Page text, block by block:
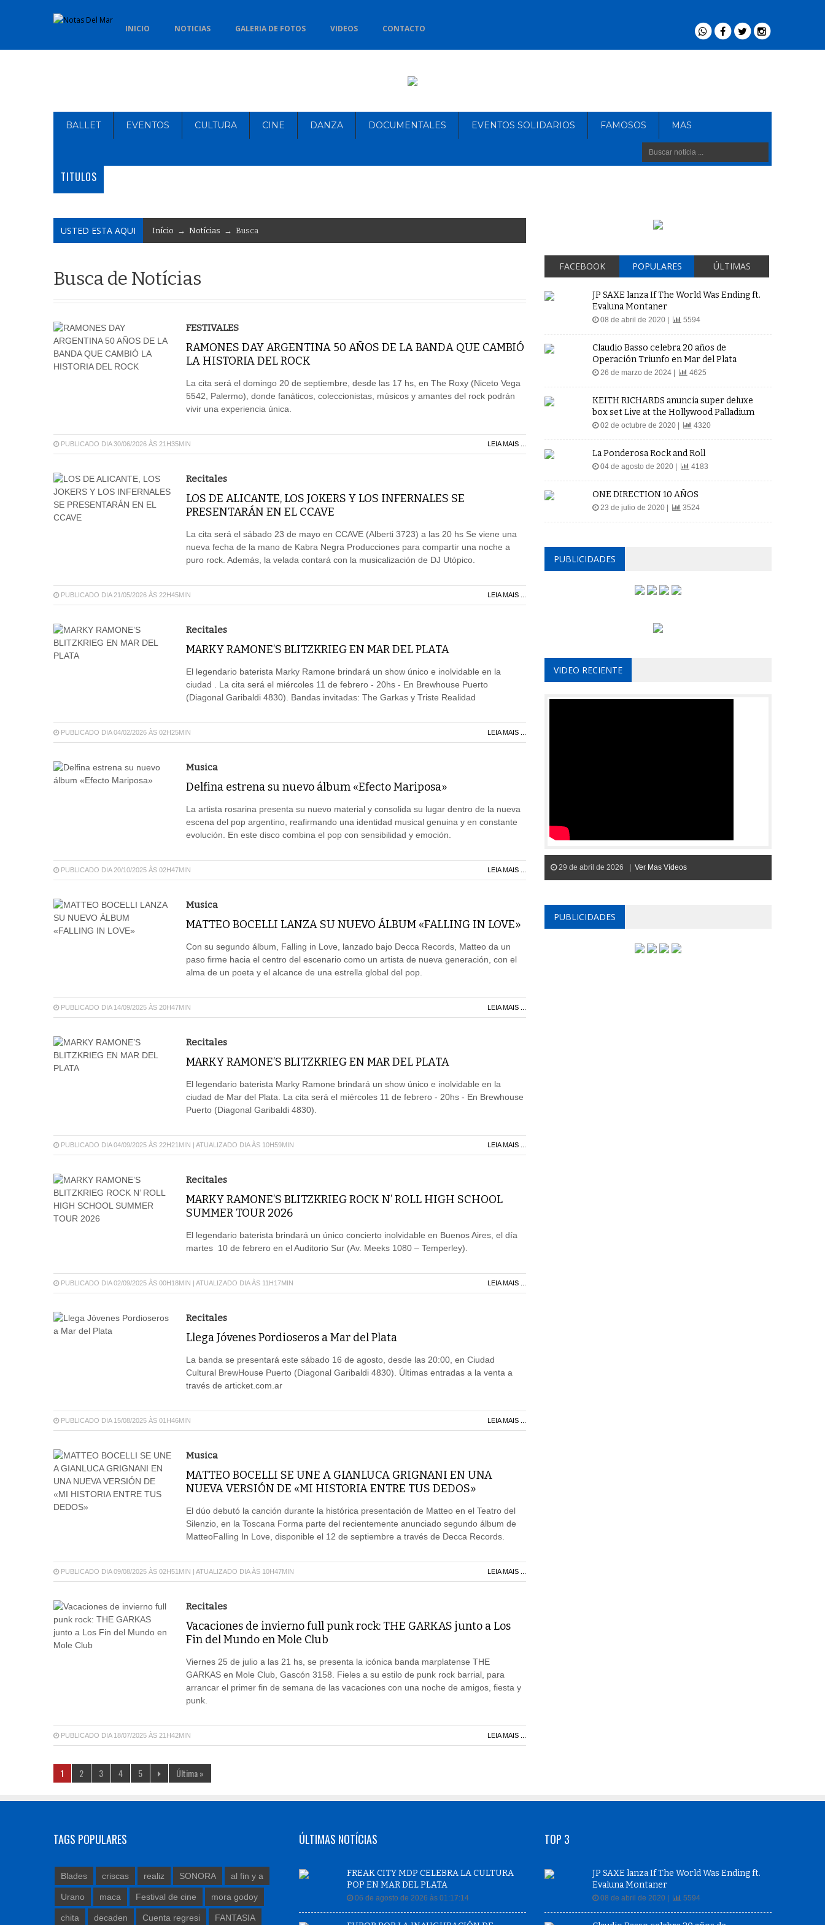
INICIO NOTICIAS GALERIA DE FOTOS VIDEOS CONTACTO
BALLET EVENTOS CULTURA CINE DANZA DOCUMENTALES EVENTOS SOLIDARIOS FAMOSOS MAS
TITULOS
USTED ESTA AQUI Início → Notícias → Busca
Busca de Notícias
FESTIVALES
RAMONES DAY ARGENTINA 50 AÑOS DE LA BANDA QUE CAMBIÓ
LA HISTORIA DEL ROCK
La cita será el domingo 20 de septiembre, desde las 17 hs, en The Roxy (Niceto Vega
5542, Palermo), donde fanáticos, coleccionistas, músicos y amantes del rock podrán
vivir una experiencia única.
PUBLICADO DIA 30/06/2026 ÀS 21H35MIN LEIA MAIS ...
Recitales
LOS DE ALICANTE, LOS JOKERS Y LOS INFERNALES SE
PRESENTARÁN EN EL CCAVE
La cita será el sábado 23 de mayo en CCAVE (Alberti 3723) a las 20 hs Se viene una
nueva fecha de la mano de Kabra Negra Producciones para compartir una noche a
puro rock. Además, la velada contará con la musicalización de DJ Utópico.
PUBLICADO DIA 21/05/2026 ÀS 22H45MIN LEIA MAIS ...
Recitales
MARKY RAMONE’S BLITZKRIEG EN MAR DEL PLATA
El legendario baterista Marky Ramone brindará un show único e inolvidable en la
ciudad . La cita será el miércoles 11 de febrero - 20hs - En Brewhouse Puerto
(Diagonal Garibaldi 4830). Bandas invitadas: The Garkas y Triste Realidad
PUBLICADO DIA 04/02/2026 ÀS 02H25MIN LEIA MAIS ...
Musica
Delfina estrena su nuevo álbum «Efecto Mariposa»
La artista rosarina presenta su nuevo material y consolida su lugar dentro de la nueva
escena del pop argentino, reafirmando una identidad musical genuina y en constante
evolución. En este disco combina el pop con sensibilidad y emoción.
PUBLICADO DIA 20/10/2025 ÀS 02H47MIN LEIA MAIS ...
Musica
MATTEO BOCELLI LANZA SU NUEVO ÁLBUM «FALLING IN LOVE»
Con su segundo álbum, Falling in Love, lanzado bajo Decca Records, Matteo da un
paso firme hacia el centro del escenario como un artista de nueva generación, con el
alma de un poeta y el alcance de una estrella global del pop.
PUBLICADO DIA 14/09/2025 ÀS 20H47MIN LEIA MAIS ...
Recitales
MARKY RAMONE’S BLITZKRIEG EN MAR DEL PLATA
El legendario baterista Marky Ramone brindará un show único e inolvidable en la
ciudad de Mar del Plata. La cita será el miércoles 11 de febrero - 20hs - En Brewhouse
Puerto (Diagonal Garibaldi 4830).
PUBLICADO DIA 04/09/2025 ÀS 22H21MIN | ATUALIZADO DIA ÀS 10H59MIN LEIA MAIS ...
Recitales
MARKY RAMONE’S BLITZKRIEG ROCK N’ ROLL HIGH SCHOOL
SUMMER TOUR 2026
El legendario baterista brindará un único concierto inolvidable en Buenos Aires, el día
martes 10 de febrero en el Auditorio Sur (Av. Meeks 1080 – Temperley).
PUBLICADO DIA 02/09/2025 ÀS 00H18MIN | ATUALIZADO DIA ÀS 11H17MIN LEIA MAIS ...
Recitales
Llega Jóvenes Pordioseros a Mar del Plata
La banda se presentará este sábado 16 de agosto, desde las 20:00, en Ciudad
Cultural BrewHouse Puerto (Diagonal Garibaldi 4830). Últimas entradas a la venta a
través de articket.com.ar
PUBLICADO DIA 15/08/2025 ÀS 01H46MIN LEIA MAIS ...
Musica
MATTEO BOCELLI SE UNE A GIANLUCA GRIGNANI EN UNA
NUEVA VERSIÓN DE «MI HISTORIA ENTRE TUS DEDOS»
El dúo debutó la canción durante la histórica presentación de Matteo en el Teatro del
Silenzio, en la Toscana Forma parte del recientemente anunciado segundo álbum de
MatteoFalling In Love, disponible el 12 de septiembre a través de Decca Records.
PUBLICADO DIA 09/08/2025 ÀS 02H51MIN | ATUALIZADO DIA ÀS 10H47MIN LEIA MAIS ...
Recitales
Vacaciones de invierno full punk rock: THE GARKAS junto a Los
Fin del Mundo en Mole Club
Viernes 25 de julio a las 21 hs, se presenta la icónica banda marplatense THE
GARKAS en Mole Club, Gascón 3158. Fieles a su estilo de punk rock barrial, para
arrancar el primer fin de semana de las vacaciones con una noche de amigos, fiesta y
punk.
PUBLICADO DIA 18/07/2025 ÀS 21H42MIN LEIA MAIS ...
1 2 3 4 5 Última »
FACEBOOK POPULARES ÚLTIMAS
JP SAXE lanza If The World Was Ending ft.
Evaluna Montaner
08 de abril de 2020 | 5594
Claudio Basso celebra 20 años de
Operación Triunfo en Mar del Plata
26 de marzo de 2024 | 4625
KEITH RICHARDS anuncia super deluxe
box set Live at the Hollywood Palladium
02 de octubre de 2020 | 4320
La Ponderosa Rock and Roll
04 de agosto de 2020 | 4183
ONE DIRECTION 10 AÑOS
23 de julio de 2020 | 3524
PUBLICIDADES
VIDEO RECIENTE
29 de abril de 2026 | Ver Mas Vídeos
PUBLICIDADES
TAGS POPULARES
Blades criscas realiz SONORA al fin y a
Urano maca Festival de cine mora godoy
chita decaden Cuenta regresi FANTASIA
ÚLTIMAS NOTÍCIAS
FREAK CITY MDP CELEBRA LA CULTURA
POP EN MAR DEL PLATA
06 de agosto de 2026 às 01:17:14
TOP 3
JP SAXE lanza If The World Was Ending ft.
Evaluna Montaner
08 de abril de 2020 | 5594